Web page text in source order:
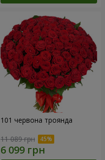
101 червона троянда
11 089 грн